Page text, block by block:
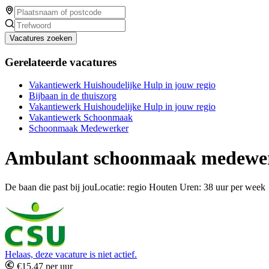
Vacatures zoeken
Gerelateerde vacatures
Vakantiewerk Huishoudelijke Hulp in jouw regio
Bijbaan in de thuiszorg
Vakantiewerk Huishoudelijke Hulp in jouw regio
Vakantiewerk Schoonmaak
Schoonmaak Medewerker
Ambulant schoonmaak
De baan die past bij jouLocatie: regio Houten Uren: 38 uur per week
Helaas, deze vacature is niet actief.
€15,47 per uur